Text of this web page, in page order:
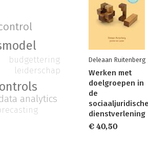
analytics
budgettering
leiderschap
Deleaan Ruitenberg
Werken met
doelgroepen in
de
sociaaljuridische
dienstverlening
€ 40,50